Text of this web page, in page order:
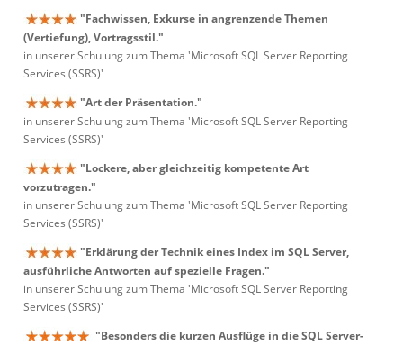
"Fachwissen, Exkurse in angrenzende Themen
(Vertiefung), Vortragsstil."
in unserer Schulung zum Thema 'Microsoft SQL Server Reporting
Services (SSRS)'
"Art der Präsentation."
in unserer Schulung zum Thema 'Microsoft SQL Server Reporting
Services (SSRS)'
"Lockere, aber gleichzeitig kompetente Art
vorzutragen."
in unserer Schulung zum Thema 'Microsoft SQL Server Reporting
Services (SSRS)'
"Erklärung der Technik eines Index im SQL Server,
ausführliche Antworten auf spezielle Fragen."
in unserer Schulung zum Thema 'Microsoft SQL Server Reporting
Services (SSRS)'
"Besonders die kurzen Ausflüge in die SQL Server-